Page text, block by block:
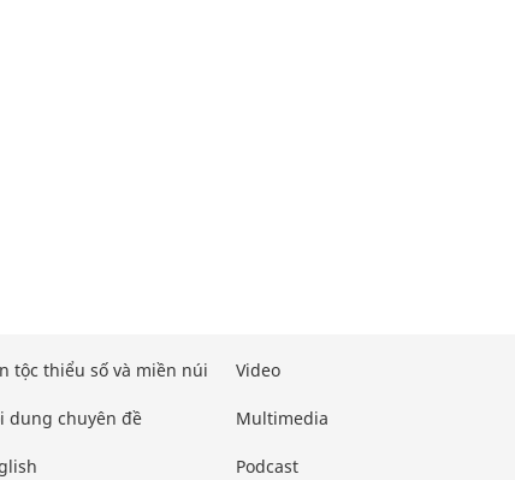
tộc thiểu số và miền núi
dung chuyên đề
Video
Multimedia
Podcast